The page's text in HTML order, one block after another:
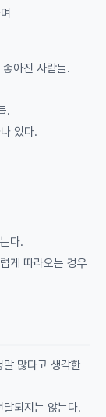
아진 사람들.
.
있다.
다.
게 따라오는 경우
많다고 생각한
되지는 않는다.